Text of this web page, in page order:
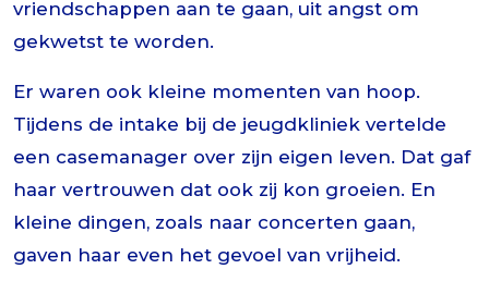
vriendschappen aan te gaan, uit angst om
gekwetst te worden.
Er waren ook kleine momenten van hoop.
Tijdens de intake bij de jeugdkliniek vertelde
een casemanager over zijn eigen leven. Dat gaf
haar vertrouwen dat ook zij kon groeien. En
kleine dingen, zoals naar concerten gaan,
gaven haar even het gevoel van vrijheid.